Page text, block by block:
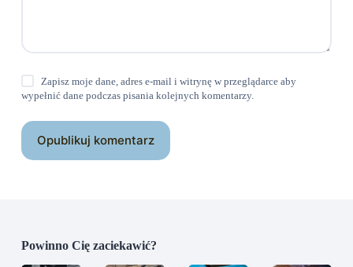
Zapisz moje dane, adres e-mail i witrynę w przeglądarce aby
wypełnić dane podczas pisania kolejnych komentarzy.
Opublikuj komentarz
Powinno Cię zaciekawić?